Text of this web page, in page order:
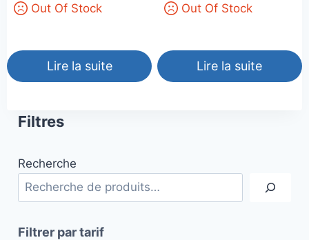
Out Of Stock
Lire la suite
Out Of Stock
Lire la suite
Filtres
Recherche
Filtrer par tarif